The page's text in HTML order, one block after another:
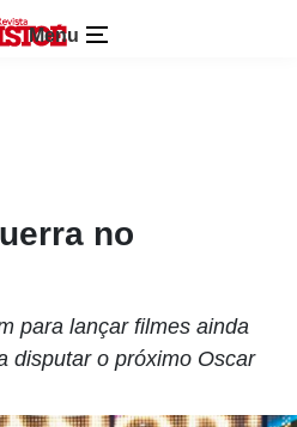
Menu
no
para lançar filmes ainda
disputar o próximo Oscar